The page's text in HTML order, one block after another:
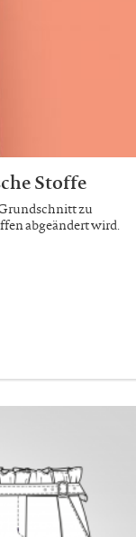
Stoffe
zu
abgeändert wird.